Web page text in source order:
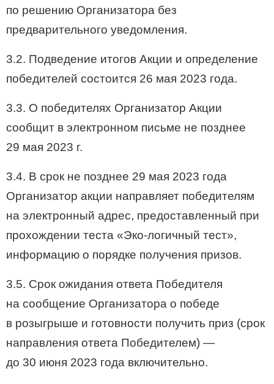
по решению Организатора без
предварительного уведомления.
3.2. Подведение итогов Акции и определение
победителей состоится 26 мая 2023 года.
3.3. О победителях Организатор Акции
сообщит в электронном письме не позднее
29 мая 2023 г.
3.4. В срок не позднее 29 мая 2023 года
Организатор акции направляет победителям
на электронный адрес, предоставленный при
прохождении теста «Эко-логичный тест»,
информацию о порядке получения призов.
3.5. Срок ожидания ответа Победителя
на сообщение Организатора о победе
в розыгрыше и готовности получить приз (срок
направления ответа Победителем) —
до 30 июня 2023 года включительно.